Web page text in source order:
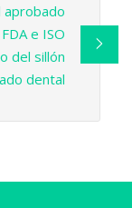
aprobado
e ISO
del sillón
dental